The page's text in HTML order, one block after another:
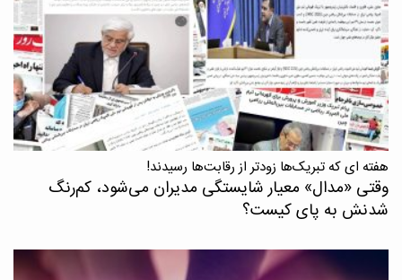
هفته ای که تبریک‌ها زودتر از رقابت‌ها رسیدند!
وقتی «مدال‌» معیار شایستگی مدیران می‌شود، کم‌رنگ
شدنش به پای کیست؟